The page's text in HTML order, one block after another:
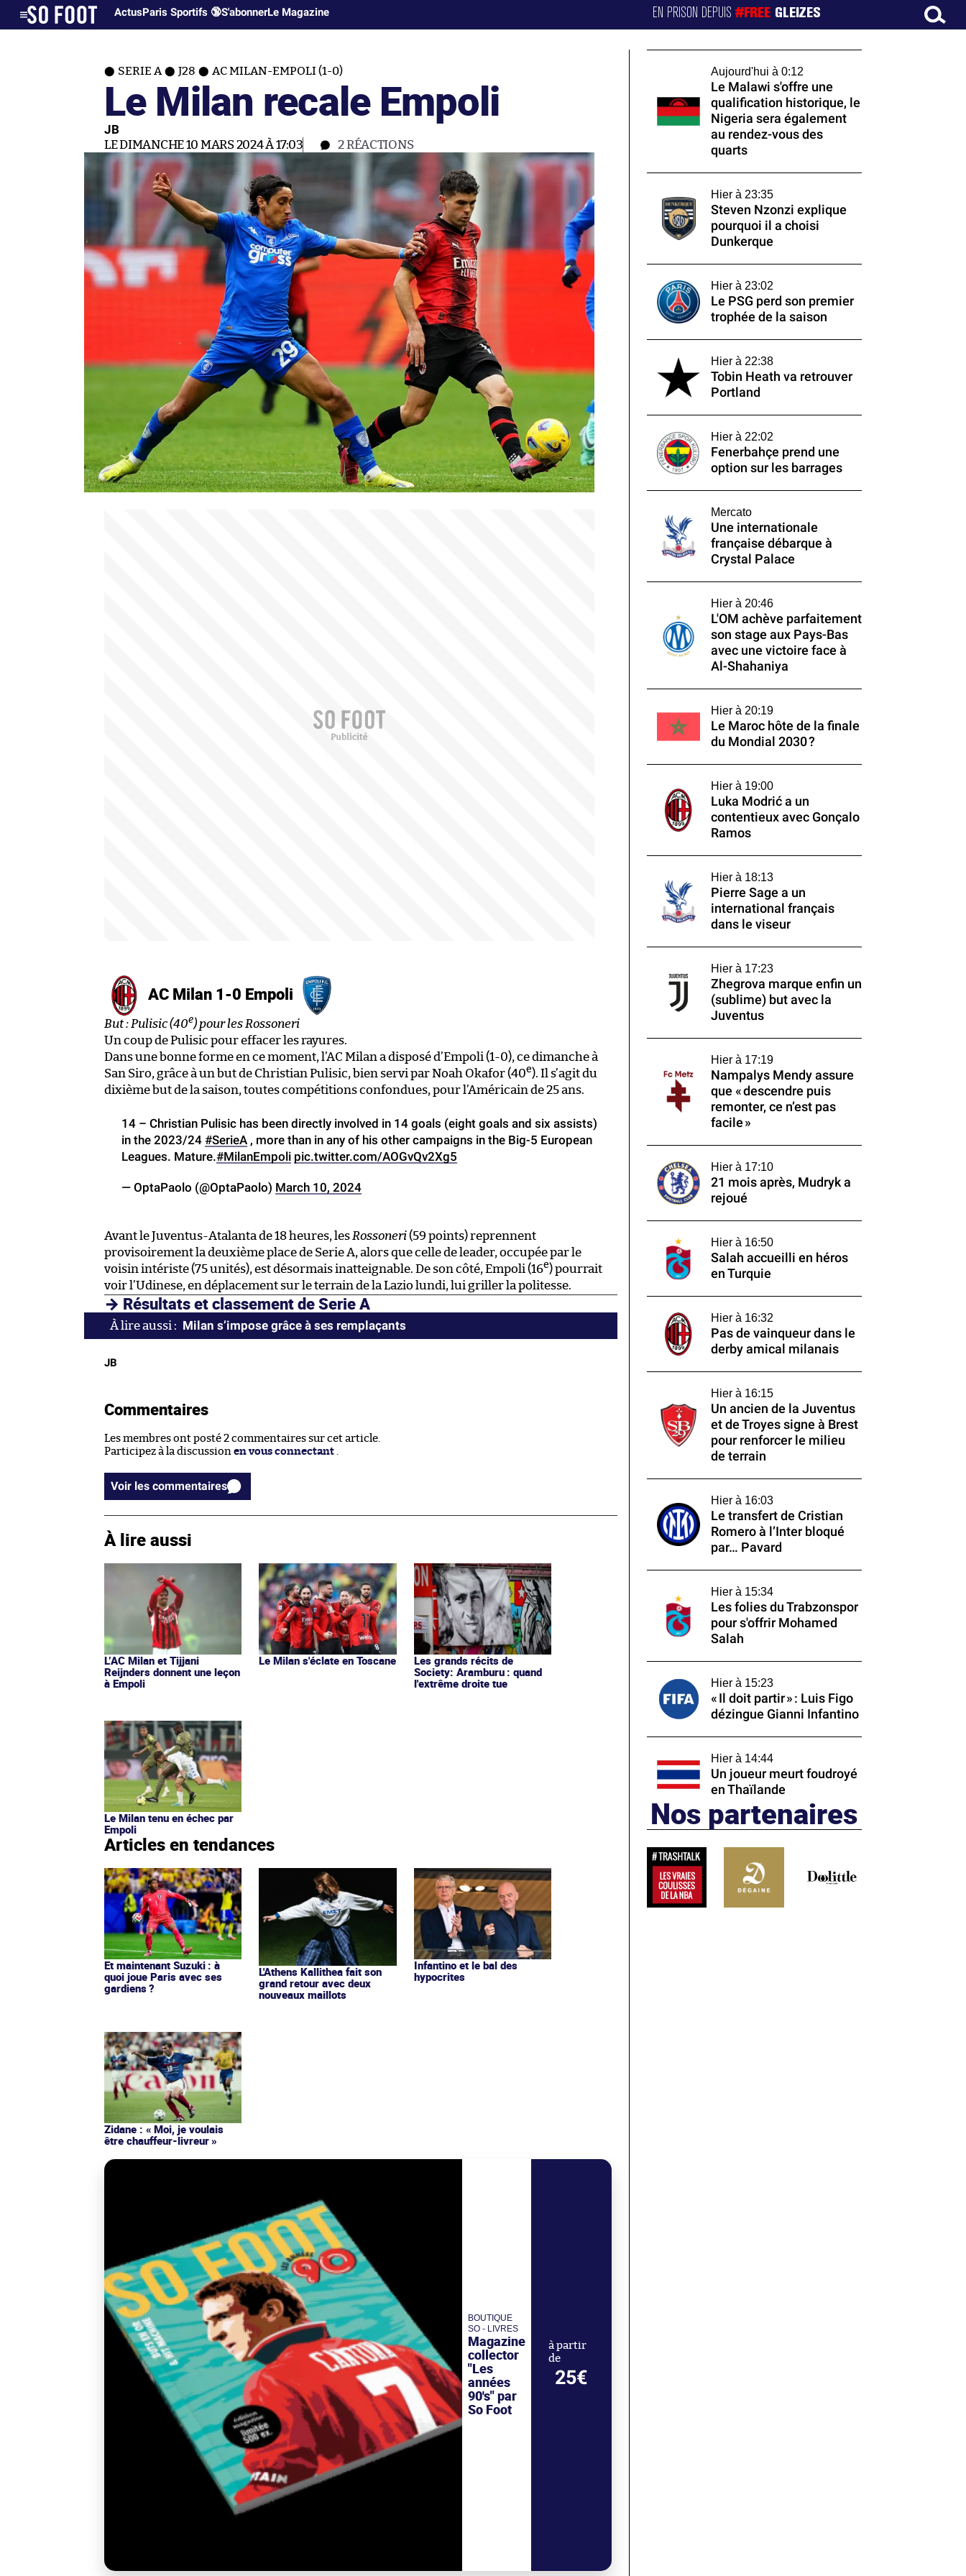
ActusParis Sportifs 🔞S'abonnerLe Magazine EN PRISON DEPUIS#FREE GLEIZES
SERIE A J28 AC MILAN-EMPOLI (1-0)
Le Milan recale Empoli
JB
LE DIMANCHE 10 MARS 2024 À 17:03 2RÉACTIONS
AC Milan 1-0 Empoli
But : Pulisic (40e) pour les Rossoneri
Un coup de Pulisic pour effacer les rayures.
Dans une bonne forme en ce moment, l’AC Milan a disposé d’Empoli (1-0), ce dimanche à
San Siro, grâce à un but de Christian Pulisic, bien servi par Noah Okafor (40e). Il s’agit du
dixième but de la saison, toutes compétitions confondues, pour l’Américain de 25 ans.
14 – Christian Pulisic has been directly involved in 14 goals (eight goals and six assists)
in the 2023/24 #SerieA , more than in any of his other campaigns in the Big-5 European
Leagues. Mature.#MilanEmpoli pic.twitter.com/AOGvQv2Xg5
— OptaPaolo (@OptaPaolo) March 10, 2024
Avant le Juventus-Atalanta de 18 heures, les Rossoneri(59 points) reprennent
provisoirement la deuxième place de Serie A, alors que celle de leader, occupée par le
voisin intériste (75 unités), est désormais inatteignable. De son côté, Empoli (16e) pourrait
voir l’Udinese, en déplacement sur le terrain de la Lazio lundi, lui griller la politesse.
→ Résultats et classement de Serie A
Milan s’impose grâce à ses remplaçants
JB
Commentaires
Les membres ont posté 2 commentaires sur cet article.
Participez à la discussion en vous connectant
Voir les commentaires
À lire aussi
L’AC Milan et Tijjani
Reijnders donnent une leçon
à Empoli
Le Milan s'éclate en Toscane
Les grands récits de
Society: Aramburu : quand
l'extrême droite tue
Le Milan tenu en échec par
Empoli
Articles en tendances
Et maintenant Suzuki : à
quoi joue Paris avec ses
gardiens ?
L'Athens Kallithea fait son
grand retour avec deux
nouveaux maillots
Infantino et le bal des
hypocrites
Zidane : « Moi, je voulais
être chauffeur-livreur »
BOUTIQUE
SO - LIVRES
Magazine
collector
"Les
années
90's" par
So Foot
à partir
de
25€
Aujourd'hui à 0:12
Le Malawi s'offre une
qualification historique, le
Nigeria sera également
au rendez-vous des
quarts
Hier à 23:35
Steven Nzonzi explique
pourquoi il a choisi
Dunkerque
Hier à 23:02
Le PSG perd son premier
trophée de la saison
Hier à 22:38
Tobin Heath va retrouver
Portland
Hier à 22:02
Fenerbahçe prend une
option sur les barrages
Mercato
Une internationale
française débarque à
Crystal Palace
Hier à 20:46
L'OM achève parfaitement
son stage aux Pays-Bas
avec une victoire face à
Al-Shahaniya
Hier à 20:19
Le Maroc hôte de la finale
du Mondial 2030 ?
Hier à 19:00
Luka Modrić a un
contentieux avec Gonçalo
Ramos
Hier à 18:13
Pierre Sage a un
international français
dans le viseur
Hier à 17:23
Zhegrova marque enfin un
(sublime) but avec la
Juventus
Hier à 17:19
Nampalys Mendy assure
que « descendre puis
remonter, ce n’est pas
facile »
Hier à 17:10
21 mois après, Mudryk a
rejoué
Hier à 16:50
Salah accueilli en héros
en Turquie
Hier à 16:32
Pas de vainqueur dans le
derby amical milanais
Hier à 16:15
Un ancien de la Juventus
et de Troyes signe à Brest
pour renforcer le milieu
de terrain
Hier à 16:03
Le transfert de Cristian
Romero à l’Inter bloqué
par… Pavard
Hier à 15:34
Les folies du Trabzonspor
pour s'offrir Mohamed
Salah
Hier à 15:23
« Il doit partir » : Luis Figo
dézingue Gianni Infantino
Hier à 14:44
Un joueur meurt foudroyé
en Thaïlande
Nos partenaires